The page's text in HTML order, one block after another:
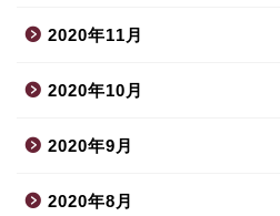
2020年11月
2020年10月
2020年9月
2020年8月